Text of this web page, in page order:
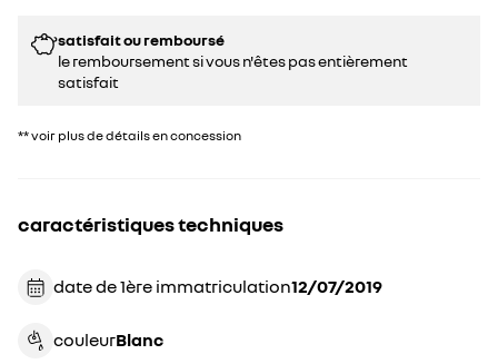
satisfait ou remboursé
le remboursement si vous n'êtes pas entièrement
satisfait
** voir plus de détails en concession
caractéristiques techniques
date de 1ère immatriculation 12/07/2019
couleur blanc